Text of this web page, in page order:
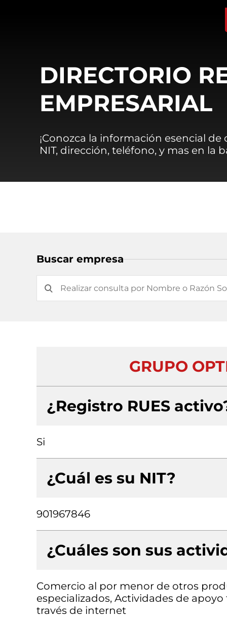
DIRECTORIO
EMPRESARIAL
¡Conozca la información esencial
NIT, dirección, teléfono, y mas en la
Buscar empresa
GRUPO
¿Registro RUES
Si
¿Cuál es su NIT?
901967846
¿Cuáles son sus
Comercio al por menor de otros
especializados, Actividades de
través de internet